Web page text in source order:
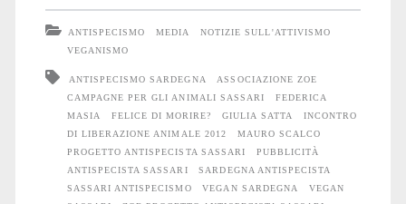
a
Sassari
ANTISPECISMO MEDIA
NOTIZIE SULL'ATTIVISMO
VEGANISMO
ANTISPECISMO SARDEGNA
ASSOCIAZIONE ZOE
CAMPAGNE PER GLI ANIMALI SASSARI
FEDERICA
MASIA
FELICE DI MORIRE? GIULIA SATTA
INCONTRO
DI LIBERAZIONE ANIMALE 2012
MAURO SCALCO
PROGETTO ANTISPECISTA SASSARI
PUBBLICITÀ
ANTISPECISTA SASSARI
SARDEGNA ANTISPECISTA
SASSARI ANTISPECISMO
VEGAN SARDEGNA
VEGAN